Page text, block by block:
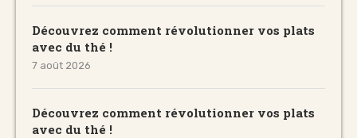
Découvrez comment révolutionner vos plats
avec du thé !
7 août 2026
Découvrez comment révolutionner vos plats
avec du thé !